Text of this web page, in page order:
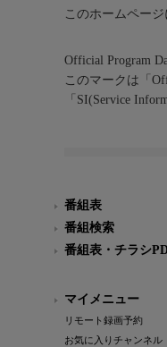
このホームペー
Official Program
このマークは「
「SI(Service
番組表
番組検索
番組表・チラシ
マイメニュー
リモート録画予約
お気に入りチャンネル